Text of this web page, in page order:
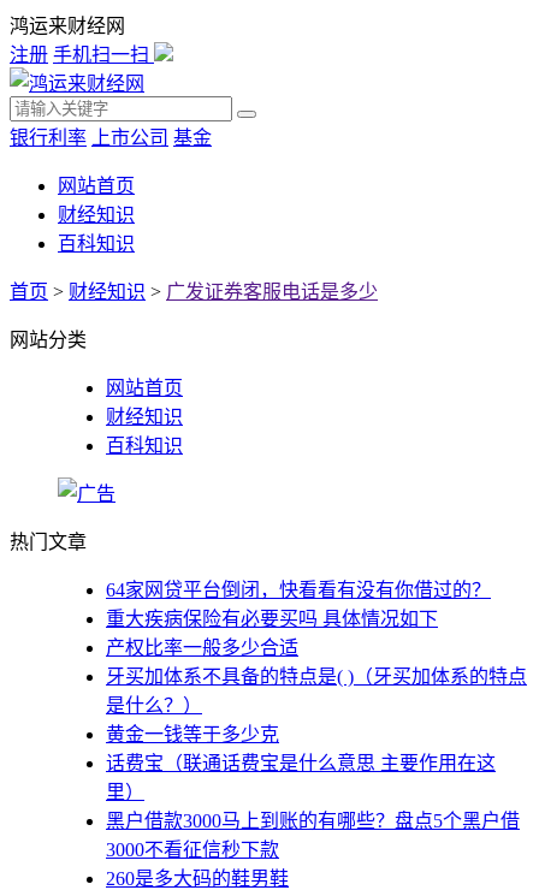
鸿运来财经网
注册 手机扫一扫
银行利率 上市公司 基金
网站首页
财经知识
百科知识
首页 > 财经知识 > 广发证券客服电话是多少
网站分类
网站首页
财经知识
百科知识
热门文章
64家网贷平台倒闭，快看看有没有你借过的？
重大疾病保险有必要买吗 具体情况如下
产权比率一般多少合适
牙买加体系不具备的特点是( )（牙买加体系的特点
是什么？）
黄金一钱等于多少克
话费宝（联通话费宝是什么意思 主要作用在这
里）
黑户借款3000马上到账的有哪些？盘点5个黑户借
3000不看征信秒下款
260是多大码的鞋男鞋